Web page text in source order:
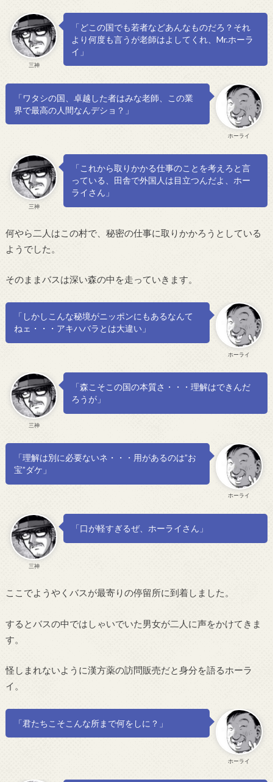
三神
「どこの国でも若者などあんなものだろ？それ
より何度も言うが老師はよしてくれ、Mr.ホーラ
イ」
ホーライ
「ワタシの国、卓越した者はみな老師、この業
界で最高の人間なんデショ？」
三神
「これから取りかかる仕事のことを考えろと言
っている、田舎で外国人は目立つんだよ、ホー
ライさん」
何やら二人はこの村で、秘密の仕事に取りかかろうとしている
ようでした。
そのままバスは深い森の中を走っていきます。
ホーライ
「しかしこんな秘境がニッポンにもあるなんて
ねェ・・・アキハバラとは大違い」
三神
「森こそこの国の本質さ・・・理解はできんだ
ろうが」
ホーライ
「理解は別に必要ないネ・・・用があるのは”お
宝”ダケ」
三神
「口が軽すぎるぜ、ホーライさん」
ここでようやくバスが最寄りの停留所に到着しました。
するとバスの中ではしゃいでいた男女が二人に声をかけてきま
す。
怪しまれないように漢方薬の訪問販売だと身分を語るホーラ
イ。
ホーライ
「君たちこそこんな所まで何をしに？」